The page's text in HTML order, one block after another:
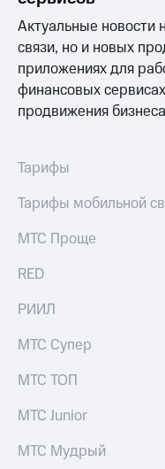
Семейная
группа
Скидка
на тарифы,
общие
музыка,
книги
Финансы
Детям
и фитнес
Посмотрите,
что
есть
в нашем
КИОН
МТС
Все
Инвестиции
Получайте
Актуальные новости
связи, но и новых
приложениях для
финансовых
продвижения
Тарифы
Тарифы мобильной
МТС Проще
RED
РИИЛ
МТС Супер
МТС ТОП
МТС Junior
МТС Мудрый